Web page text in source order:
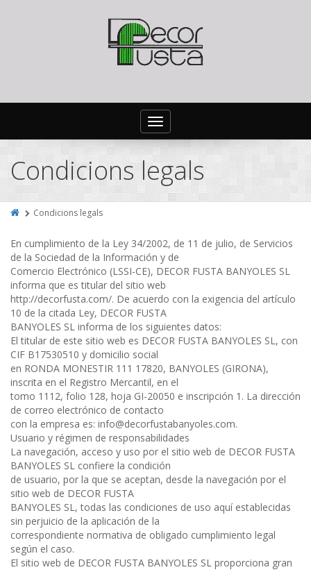
Toggle
navigation
Condicions legals
Condicions legals
En cumplimiento de la Ley 34/2002, de 11 de julio, de Servicios
de la Sociedad de la Información y de
Comercio Electrónico (LSSI-CE), DECOR FUSTA BANYOLES SL
informa que es titular del sitio web
http://decorfusta.com/. De acuerdo con la exigencia del artículo
10 de la citada Ley, DECOR FUSTA
BANYOLES SL informa de los siguientes datos:
El titular de este sitio web es DECOR FUSTA BANYOLES SL, con
CIF B17530510 y domicilio social
en RONDA MONESTIR 111 17820, BANYOLES (GIRONA),
inscrita en el Registro Mercantil, en el
tomo 1112, folio 128, hoja GI-20050 e inscripción 1. La dirección
de correo electrónico de contacto
con la empresa es: info@decorfustabanyoles.com.
Usuario y régimen de responsabilidades
La navegación, acceso y uso por el sitio web de DECOR FUSTA
BANYOLES SL confiere la condición
de usuario, por la que se aceptan, desde la navegación por el
sitio web de DECOR FUSTA
BANYOLES SL, todas las condiciones de uso aquí establecidas
sin perjuicio de la aplicación de la
correspondiente normativa de obligado cumplimiento legal
según el caso.
El sitio web de DECOR FUSTA BANYOLES SL proporciona gran